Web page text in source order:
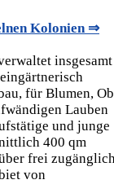
Kolonien ⇒
insgesamt
für Blumen,
Lauben
und junge
400 qm
frei
von